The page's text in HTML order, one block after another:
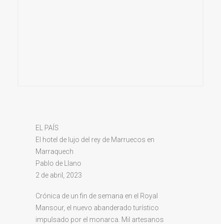
EL PAÍS
El hotel de lujo del rey de Marruecos en
Marraquech
Pablo de Llano
2 de abril, 2023
Crónica de un fin de semana en el Royal
Mansour, el nuevo abanderado turístico
impulsado por el monarca. Mil artesanos